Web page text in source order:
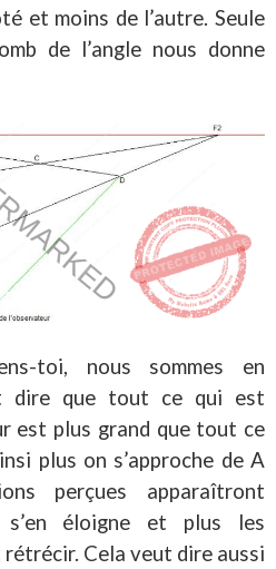
et moins de l’autre. Seule
de l’angle nous donne
toi, nous sommes en
dire que tout ce qui est
est plus grand que tout ce
plus on s’approche de A
perçues apparaîtront
éloigne et plus les
Cela veut dire aussi